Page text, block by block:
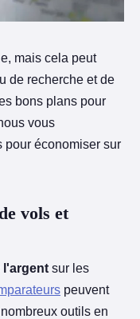
mais cela peut
de recherche et de
bons plans pour
vous
pour économiser sur
vols et
l'argent sur les
peuvent
outils en